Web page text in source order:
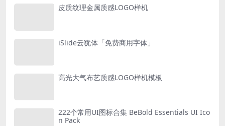
皮质纹理金属质感LOGO样机
iSlide云犹体「免费商用字体」
高光大气布艺质感LOGO样机模板
222个常用UI图标合集 BeBold Essentials UI Ico
n Pack